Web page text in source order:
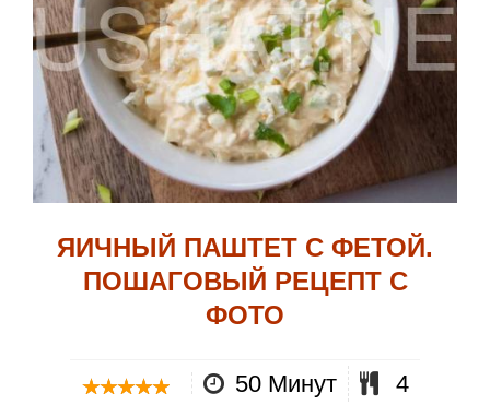
ЯИЧНЫЙ ПАШТЕТ С ФЕТОЙ.
ПОШАГОВЫЙ РЕЦЕПТ С
ФОТО
50 Минут 4